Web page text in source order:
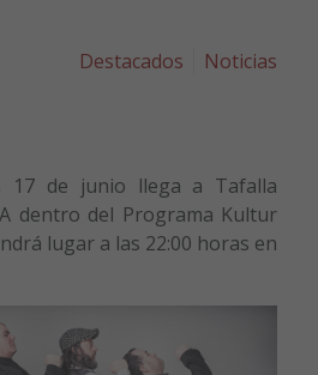
Destacados
Noticias
17 de junio llega a Tafalla
dentro del Programa Kultur
lugar a las 22:00 horas en